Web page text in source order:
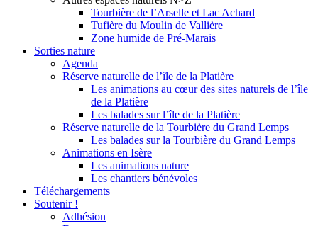
Tourbière de l’Arselle et Lac Achard
Tufière du Moulin de Vallière
Zone humide de Pré-Marais
Sorties nature
Agenda
Réserve naturelle de l’île de la Platière
Les animations au cœur des sites naturels de l’île
de la Platière
Les balades sur l’île de la Platière
Réserve naturelle de la Tourbière du Grand Lemps
Les balades sur la Tourbière du Grand Lemps
Animations en Isère
Les animations nature
Les chantiers bénévoles
Téléchargements
Soutenir !
Adhésion